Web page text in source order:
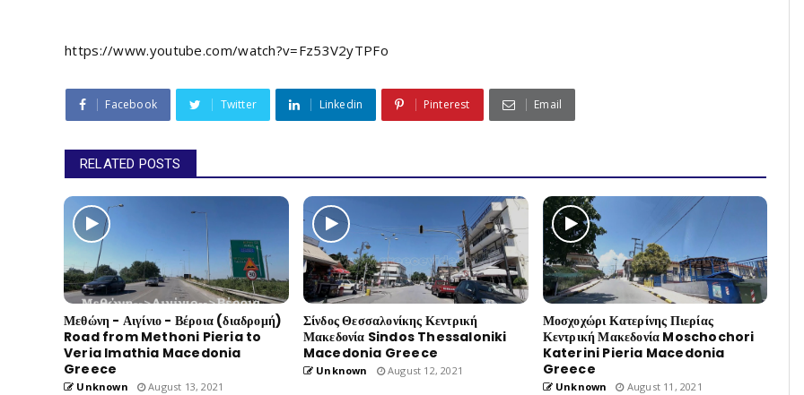
https://www.youtube.com/watch?v=Fz53V2yTPFo
Facebook Twitter Linkedin Pinterest Email
RELATED POSTS
Μεθώνη - Αιγίνιο - Βέροια (διαδρομή)
Road from Methoni Pieria to
Veria Imathia Macedonia
Greece
Unknown August 13, 2021
Σίνδος Θεσσαλονίκης Κεντρική
Μακεδονία Sindos Thessaloniki
Macedonia Greece
Unknown August 12, 2021
Μοσχοχώρι Κατερίνης Πιερίας
Κεντρική Μακεδονία Moschochori
Katerini Pieria Macedonia
Greece
Unknown August 11, 2021